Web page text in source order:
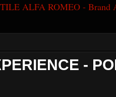
ALFA ROMEO - Brand
-